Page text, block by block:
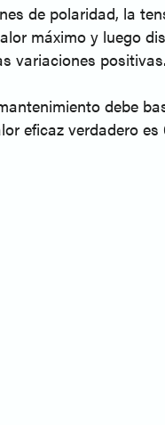
de polaridad, la
máximo y luego
variaciones
debe
eficaz verdadero es